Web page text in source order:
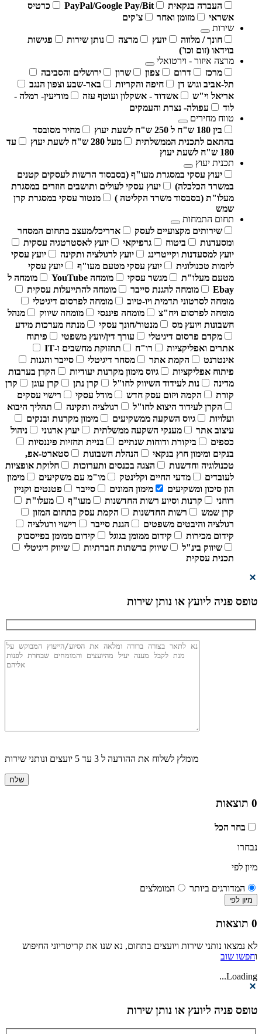
העברה בנקאית
PayPal/Google Pay/Bit
כרטיס
אשראי
מזומן ואחר
צ'קים
שירות
חונך / מלווה
יועץ מרצה נותן שירות
פגישות
בוידאו (זום וכו')
מרצה איזור - וירטואלי
מרכז
דרום צפון שרון
ירושלים והסביבה
תל-אביב וגוש דן
חיפה והקריות
באר-שבע וצפון הנגב
אריאל וי"ש
אשדוד - אשקלון ועוטף עזה
מודיעין- רמלה -
לוד
עפולה- נצרת והעמקים
טווח מחירים
בין 180 ש"ח ל 250 ש"ח לשעת יעוץ
מחיר מסובסד
בהתאם לתכנית הממשלתית
מעל 280 ש"ח לשעת יעוץ
עד
180 ש"ח לשעת יעוץ
תכנית יעוץ
יעוץ עסקי במסגרת מעו"ף (בסבסוד הרשות לעסקים קטנים
במשרד הכלכלה)
יעוץ עסקי לעולים ותושבים חוזרים במסגרת
מעלו"ת (בסבסוד משרד הקליטה )
מנטור עסקי במסגרת קרן
שמש
תחום התמחות
שירותים מקצועיים לעסק
אדריכל/מעצב בתחום המסחר
ומסעדנות
ביטוח גרפיקאי
יועץ לאסטרטגיה עסקית
יועץ למסעדנות וקייטרינג
יועץ לרגולציה ותקינה
יועץ עסקי
ליזמות טכנולוגית
יועץ עסקי מטעם מעו"ף
יועץ עסקי
מטעם מעלו"ת
מגשר עסקי מומחה YouTube
מומחה ל
Ebay
מומחה להגנת סייבר
מומחה להתייעלות עסקית
מומחה לסרטוני תדמית ויו-טיוב
מומחה לפרסום דיגיטלי
מומחה לפרסום ויח"צ
מומחה פיננסי מומחה שיווק
מנהל
חשבונות ויועץ מס
מנטור/חונך עסקי
מנתח מערכות מידע
מקדם פרסום דיגיטלי
עורך דין/יועץ משפטי
פיתוח
אתרים ואפליקציות
רו"ח
תחזוקת מחשבים ו-IT
אינטרנט
הקמת אתר מסחר דיגיטלי
סייבר והגנות
פיתוח אפליקציות
גיוס מימון מקרנות יעודיות
הקרן בערבות
מדינה
נות לעידוד השיווק לחו"ל קרן נתן קרן עוגן
קרן
קורת
הקמה ויזום עסק חדש מודל עסקי
רישוי עסקים
הקרן לעידוד היצוא לחו"ל
רגולציה ותקינה
תהליך היבוא
ועלויות
גיוס השקעה ממשקיעים
מימון מקרנות ובנקים
עיצוב אתר
מענקי השקעה ממשלתית יעוץ ארגוני
ניהול
כספים
ביקורת ודוחות שנתיים
בניית תחזיות פיננסיות
בנקים ומימון חוץ בנקאי
הנהלת חשבונות
סטארט-אפ,
טכנולוגיה וחדשנות
הצגה בכנסים ותערוכות
חלוקת אופציות
לעובדים
מדעי החיים וקלינטק מו"מ עם משקיעים
מימון
הון סיכון ומשקיעים
מימון המונים סייבר
פטנטים וקניין
רוחני
קרנות וסיוע רשות החדשנות מעו"ף
מעלו"ת
קרן שמש
רשות החדשנות
הקמת עסק בתחום המזון
רגולציה והיבטים משפטים
הגנת סייבר
רישוי ורגולציה
קידום מכירות
קידום ממומן בגוגל
קידום ממומן בפייסבוק
שיווק בינ"ל
שיווק ברשתות חברתיות
שיווק דיגיטלי
תכנית עסקית
טופס פניה ליועץ או נותן שירות
מומלץ לשלוח את ההודעה ל 3 עד 5 יועצים ונותני שירות
0 תוצאות
בחר הכל
נבחרו
מיון לפי
המדורגים ביותר המומלצים
מיון לפי
0 תוצאות
לא נמצאו נותני שירות ויועצים בתחום, נא שנו את קריטריוני החיפוש
וחפשו שוב
Loading...
טופס פניה ליועץ או נותן שירות